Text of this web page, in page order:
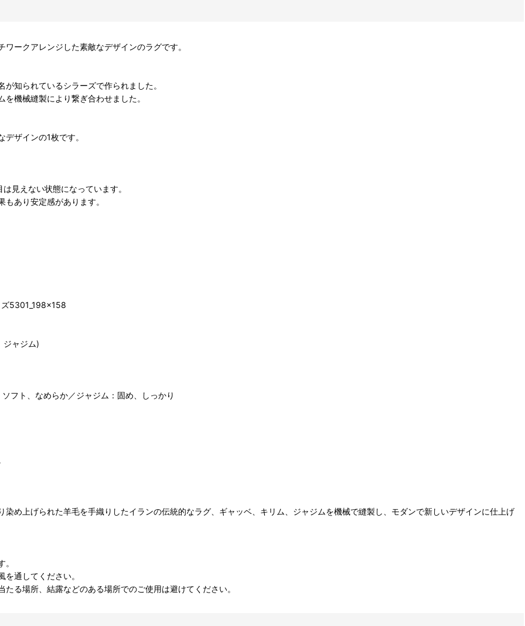
ークアレンジした素敵なデザインのラグです。
知られているシラーズで作られました。
機械縫製により繋ぎ合わせました。
ザインの1枚です。
見えない状態になっています。
あり安定感があります。
5301_198×158
ャジム)
フト、なめらか／ジャジム：固め、しっかり
め上げられた羊毛を手織りしたイランの伝統的なラグ、ギャッベ、キリム、ジャジムを機械で縫製し、モダンで新しいデザインに仕上げ
通してください。
る場所、結露などのある場所でのご使用は避けてください。